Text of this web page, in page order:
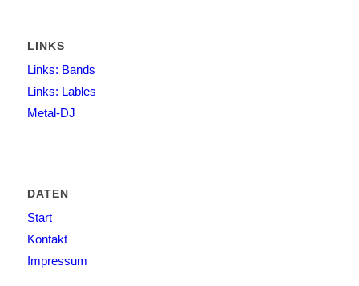
LINKS
Links: Bands
Links: Lables
Metal-DJ
DATEN
Start
Kontakt
Impressum